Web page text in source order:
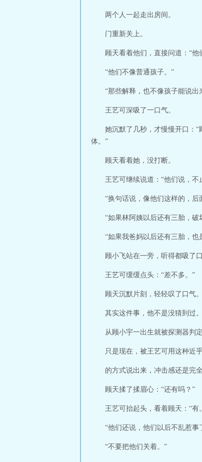
两个人一起走出房间。
门重新关上。
顾天看着他们，直接问道：“
“他们不像普通孩子。”
“那些解释，也不像孩子能说出
王艺可深吸了一口气。
她沉默了几秒，才慢慢开口：
体。”
顾天看着她，没打断。
王艺可继续说道：“他们说，不
“换句话说，像他们这样的，后
“如果林阿姨以后还有三胎，破
“如果我爸妈以后还有三胎，也
顾小飞站在一旁，听得都吸了
王艺可缓缓点头：“差不多。”
顾天沉默片刻，轻轻叹了口气。
其实这件事，他不是没猜到过。
从顾小宇一出生就被探测器判
只是现在，被王艺可用这种近
的方式说出来，冲击感还是完全
顾天揉了揉眉心：“还有吗？”
王艺可抬起头，看着顾天：“有
“他们还说，他们以后不乱惹事
“不要把他们关着。”